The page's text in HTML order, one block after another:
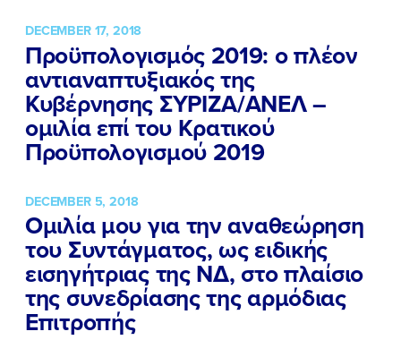
ΕΛΑ ΚΙ ΕΣΥ
FB IN TW YT LN VB TIKTOK
DECEMBER 17, 2018
Προϋπολογισμός 2019: ο πλέον
αντιαναπτυξιακός της
Κυβέρνησης ΣΥΡΙΖΑ/ΑΝΕΛ –
ομιλία επί του Κρατικού
Προϋπολογισμού 2019
DECEMBER 5, 2018
Ομιλία μου για την αναθεώρηση
του Συντάγματος, ως ειδικής
εισηγήτριας της ΝΔ, στο πλαίσιο
της συνεδρίασης της αρμόδιας
Επιτροπής